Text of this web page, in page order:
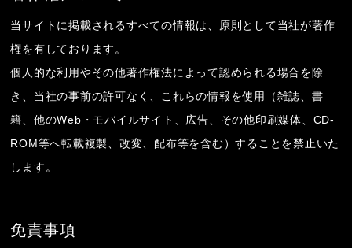
当サイトに掲載されるすべての情報は、原則として当社が著作
権を有しております。
個人的な利用やその他著作権法によって認められる場合を除
き、当社の事前の許可なく、これらの情報を使用（雑誌、書
籍、他のWeb・モバイルサイト、広告、その他印刷媒体、CD-
ROM等へ転載複製、改変、配布等を含む）することを禁止いた
します。
免責事項